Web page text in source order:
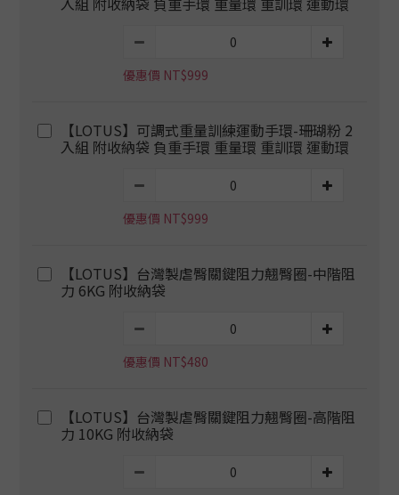
優惠價 NT$999
【LOTUS】可調式重量訓練運動手環-珊瑚粉 2
入組 附收納袋 負重手環 重量環 重訓環 運動環
優惠價 NT$999
【LOTUS】台灣製虐臀關鍵阻力翹臀圈-中階阻
力 6KG 附收納袋
優惠價 NT$480
【LOTUS】台灣製虐臀關鍵阻力翹臀圈-高階阻
力 10KG 附收納袋